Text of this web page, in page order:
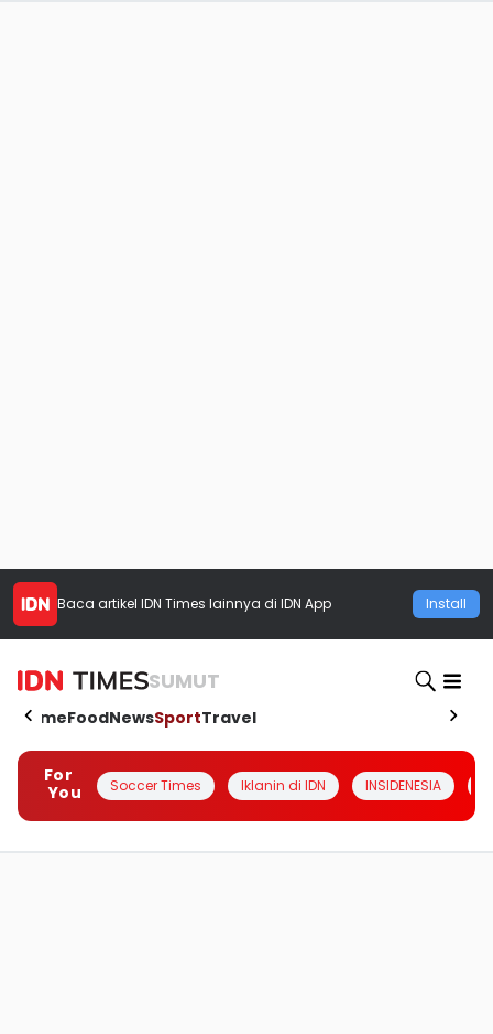
Baca artikel IDN Times lainnya di IDN App Install
SUMUT
HomeFoodNewsSportTravel
For
You
Soccer Times Iklanin di IDN INSIDENESIA